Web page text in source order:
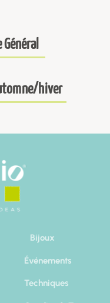
hiver
Bijoux
Événements
Techniques